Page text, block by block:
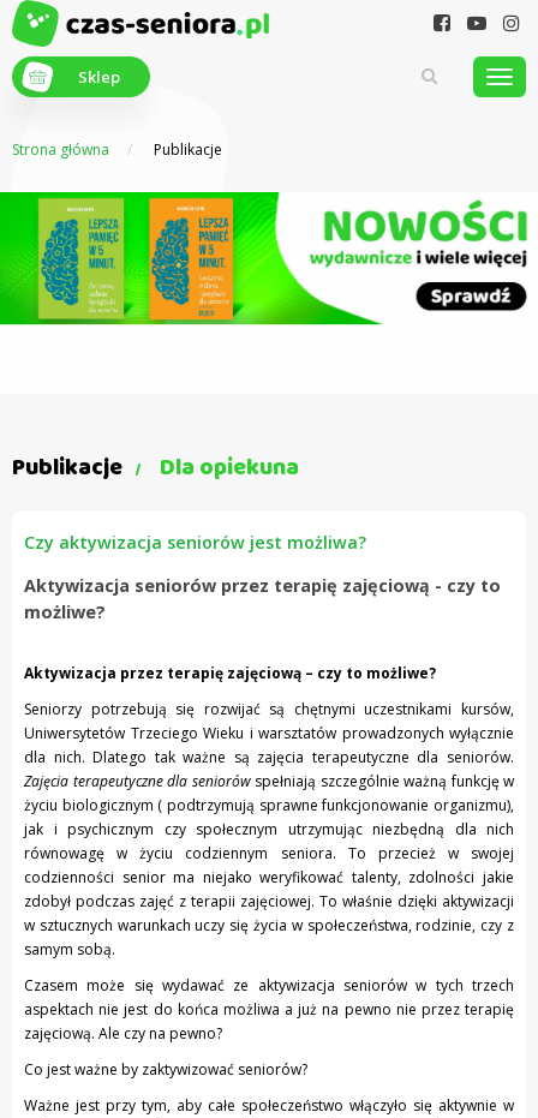
Sklep
Z myślą o
Strona główna Publikacje
Publikacje Dla opiekuna
Czy aktywizacja seniorów jest możliwa?
Aktywizacja seniorów przez terapię zajęciową - czy to
możliwe?
Aktywizacja przez terapię zajęciową – czy to możliwe?
Seniorzy potrzebują się rozwijać są chętnymi uczestnikami kursów,
Uniwersytetów Trzeciego Wieku i warsztatów prowadzonych wyłącznie
dla nich. Dlatego tak ważne są zajęcia terapeutyczne dla seniorów.
Zajęcia terapeutyczne dla seniorówspełniają szczególnie ważną funkcję w
życiu biologicznym ( podtrzymują sprawne funkcjonowanie organizmu),
jak i psychicznym czy społecznym utrzymując niezbędną dla nich
równowagę w życiu codziennym seniora. To przecież w swojej
codzienności senior ma niejako weryfikować talenty, zdolności jakie
zdobył podczas zajęć z terapii zajęciowej. To właśnie dzięki aktywizacji
w sztucznych warunkach uczy się życia w społeczeństwa, rodzinie, czy z
samym sobą.
Czasem może się wydawać ze aktywizacja seniorów w tych trzech
aspektach nie jest do końca możliwa a już na pewno nie przez terapię
zajęciową. Ale czy na pewno?
Co jest ważne by zaktywizować seniorów?
Ważne jest przy tym, aby całe społeczeństwo włączyło się aktywnie w